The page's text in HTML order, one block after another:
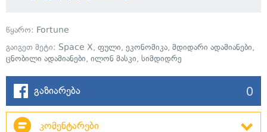
წყარო: Fortune
გაიგეთ მეტი: Space X, ფული, ეკონომიკა, მდიდარი ადამიანები,
ცნობილი ადამიანები, ილონ მასკი, სიმდიდრე
გაზიარება 0
კომენტარები